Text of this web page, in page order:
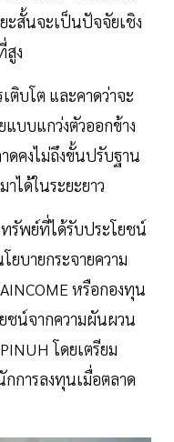
ะสั้นจะเป็นปัจจัยเชิง
สูง
ติบโต และคาดว่าจะ
บบแกว่งตัวออกข้าง
ดคงไม่ถึงขั้นปรับฐาน
ได้ในระยะยาว
รัพย์ที่ได้รับประโยชน์
บายกระจายความ
หรือกองทุน
ชน์จากความผันผวน
โดยเตรียม
การลงทุนเมื่อตลาด